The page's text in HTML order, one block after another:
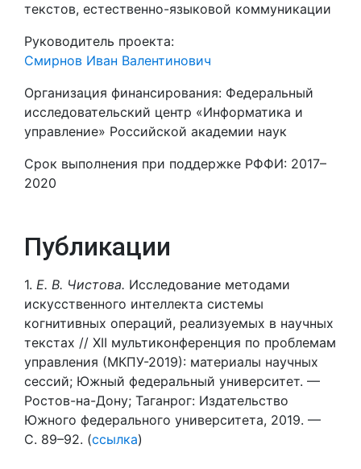
текстов, естественно-языковой коммуникации
Руководитель проекта:
Смирнов Иван Валентинович
Организация финансирования: Федеральный
исследовательский центр «Информатика и
управление» Российской академии наук
Срок выполнения при поддержке РФФИ: 2017–
2020
Публикации
1. Е. В. Чистова. Исследование методами
искусственного интеллекта системы
когнитивных операций, реализуемых в научных
текстах // XII мультиконференция по проблемам
управления (МКПУ-2019): материалы научных
сессий; Южный федеральный университет. —
Ростов-на-Дону; Таганрог: Издательство
Южного федерального университета, 2019. —
С. 89–92. (ссылка)